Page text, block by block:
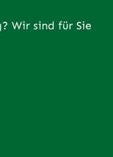
Wir sind für Sie